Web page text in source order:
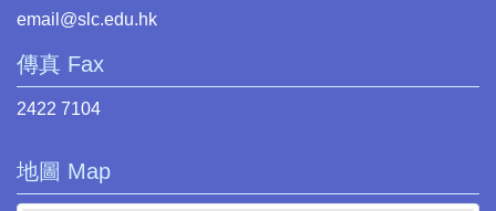
email@slc.edu.hk
傳真 Fax
2422 7104
地圖 Map